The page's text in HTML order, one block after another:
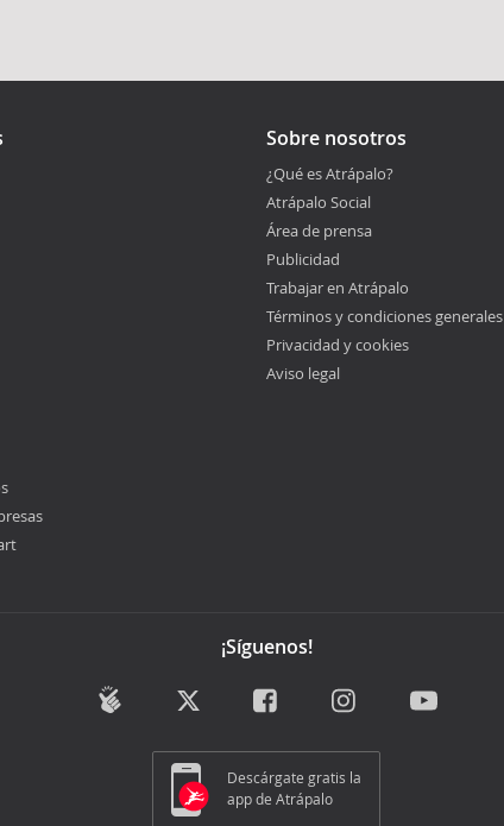
Sobre nosotros
¿Qué es Atrápalo?
Atrápalo Social
Área de prensa
Publicidad
Trabajar en Atrápalo
Términos y condiciones generales
Privacidad y cookies
Aviso legal
¡Síguenos!
Descárgate gratis la
app de Atrápalo